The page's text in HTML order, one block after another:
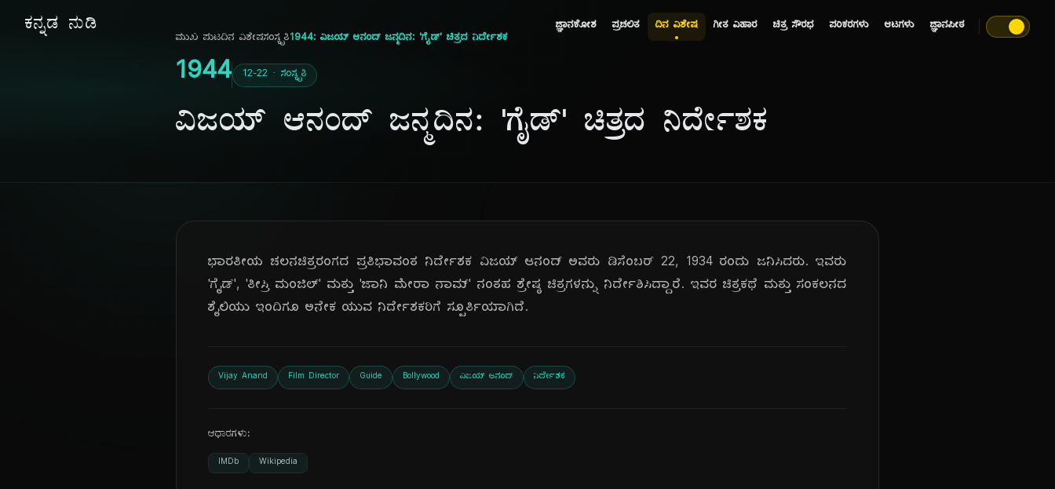
ಕನ್ನಡ ನುಡಿ ಜ್ಞಾನಕೋಶ ಪ್ರಚಲಿತ ದಿನ ವಿಶೇಷ ಗೀತ ವಿಹಾರ ಚಿತ್ರ ಸೌರಭ ಪರಿಕರಗಳು ಆಟಗಳು ಜ್ಞಾನಪೀಠ
ಮುಖ ಪುಟದಿನ ವಿಶೇಷಸಂಸ್ಕೃತಿ1944: ವಿಜಯ್ ಆನಂದ್ ಜನ್ಮದಿನ: 'ಗೈಡ್' ಚಿತ್ರದ ನಿರ್ದೇಶಕ
1944 12-22 · ಸಂಸ್ಕೃತಿ
ವಿಜಯ್ ಆನಂದ್ ಜನ್ಮದಿನ: 'ಗೈಡ್' ಚಿತ್ರದ ನಿರ್ದೇಶಕ
ಭಾರತೀಯ ಚಲನಚಿತ್ರರಂಗದ ಪ್ರತಿಭಾವಂತ ನಿರ್ದೇಶಕ ವಿಜಯ್ ಆನಂದ್ ಅವರು ಡಿಸೆಂಬರ್ 22, 1934 ರಂದು ಜನಿಸಿದರು. ಇವರು
'ಗೈಡ್', 'ತೀಸ್ರಿ ಮಂಜಿಲ್' ಮತ್ತು 'ಜಾನಿ ಮೇರಾ ನಾಮ್' ನಂತಹ ಶ್ರೇಷ್ಠ ಚಿತ್ರಗಳನ್ನು ನಿರ್ದೇಶಿಸಿದ್ದಾರೆ. ಇವರ ಚಿತ್ರಕಥೆ ಮತ್ತು ಸಂಕಲನದ
ಶೈಲಿಯು ಇಂದಿಗೂ ಅನೇಕ ಯುವ ನಿರ್ದೇಶಕರಿಗೆ ಸ್ಪೂರ್ತಿಯಾಗಿದೆ.
Vijay Anand Film Director Guide Bollywood ವಿಜಯ್ ಆನಂದ್ ನಿರ್ದೇಶಕ
ಆಧಾರಗಳು:
IMDb Wikipedia